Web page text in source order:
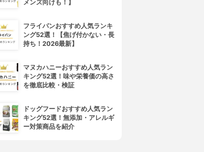
メンズ向けも！】
フライパンおすすめ人気ランキ
ング52選！【焦げ付かない・長
持ち！2026最新】
マヌカハニーおすすめ人気ラン
キング52選！味や栄養価の高さ
を徹底比較・検証
ドッグフードおすすめ人気ラン
キング52選！無添加・アレルギ
ー対策商品を紹介